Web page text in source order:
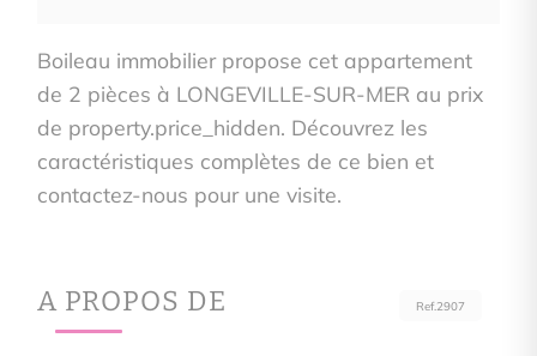
Boileau immobilier propose cet appartement
de 2 pièces à LONGEVILLE-SUR-MER au prix
de property.price_hidden. Découvrez les
caractéristiques complètes de ce bien et
contactez-nous pour une visite.
A PROPOS DE Ref.2907